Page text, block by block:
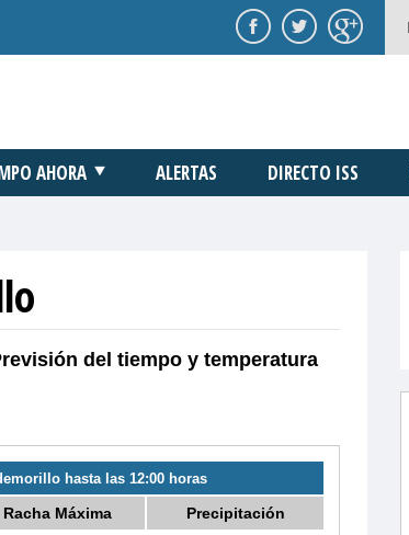
AHORA ALERTAS DIRECTO ISS
del tiempo y temperatura
hasta las 12:00 horas
Racha Máxima
Precipitación